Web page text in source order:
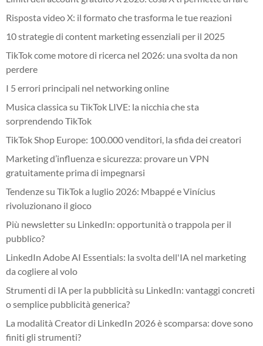
Risposta video X: il formato che trasforma le tue reazioni
10 strategie di content marketing essenziali per il 2025
TikTok come motore di ricerca nel 2026: una svolta da non
perdere
I 5 errori principali nel networking online
Musica classica su TikTok LIVE: la nicchia che sta
sorprendendo TikTok
TikTok Shop Europe: 100.000 venditori, la sfida dei creatori
Marketing d’influenza e sicurezza: provare un VPN
gratuitamente prima di impegnarsi
Tendenze su TikTok a luglio 2026: Mbappé e Vinícius
rivoluzionano il gioco
Più newsletter su LinkedIn: opportunità o trappola per il
pubblico?
LinkedIn Adobe AI Essentials: la svolta dell'IA nel marketing
da cogliere al volo
Strumenti di IA per la pubblicità su LinkedIn: vantaggi concreti
o semplice pubblicità generica?
La modalità Creator di LinkedIn 2026 è scomparsa: dove sono
finiti gli strumenti?